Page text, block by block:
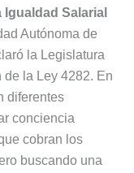
Igualdad Salarial
Autónoma de
la Legislatura
de la Ley 4282. En
diferentes
conciencia
cobran los
buscando una